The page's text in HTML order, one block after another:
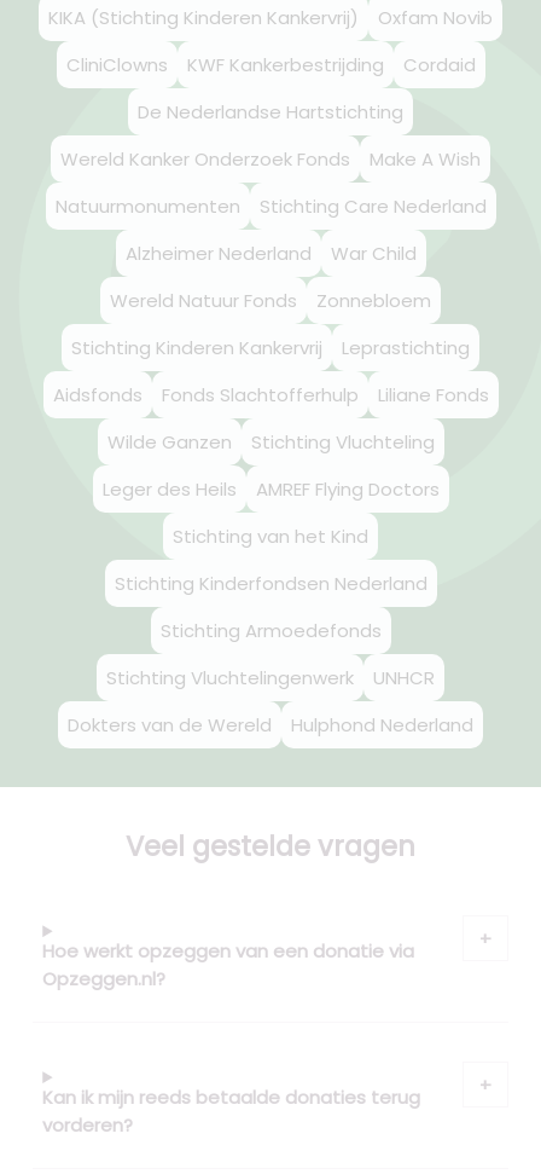
KIKA (Stichting Kinderen Kankervrij)
Oxfam Novib
CliniClowns
KWF Kankerbestrijding
Cordaid
De Nederlandse Hartstichting
Wereld Kanker Onderzoek Fonds
Make A Wish
Natuurmonumenten
Stichting Care Nederland
Alzheimer Nederland
War Child
Wereld Natuur Fonds
Zonnebloem
Stichting Kinderen Kankervrij
Leprastichting
Aidsfonds
Fonds Slachtofferhulp
Liliane Fonds
Wilde Ganzen
Stichting Vluchteling
Leger des Heils
AMREF Flying Doctors
Stichting van het Kind
Stichting Kinderfondsen Nederland
Stichting Armoedefonds
Stichting Vluchtelingenwerk
UNHCR
Dokters van de Wereld
Hulphond Nederland
Veel gestelde vragen
Hoe werkt opzeggen van een donatie via
Opzeggen.nl?
Kan ik mijn reeds betaalde donaties terug
vorderen?